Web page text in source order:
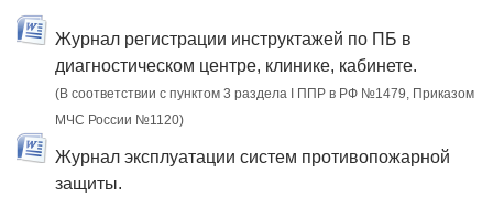
Журнал регистрации инструктажей по ПБ в
диагностическом центре, клинике, кабинете.
(В соответствии с пунктом 3 раздела I ППР в РФ №1479, Приказом
МЧС России №1120)
Журнал эксплуатации систем противопожарной
защиты.